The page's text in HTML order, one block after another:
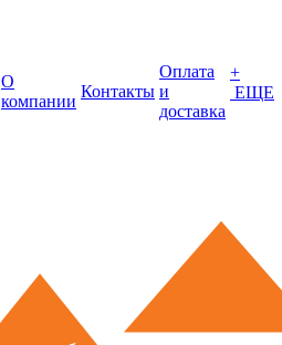
О
компании
Контакты
Оплата
и
доставка
+
ЕЩЕ